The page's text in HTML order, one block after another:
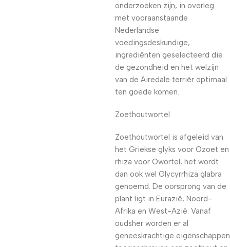
onderzoeken zijn, in overleg
met vooraanstaande
Nederlandse
voedingsdeskundige,
ingrediënten geselecteerd die
de gezondheid en het welzijn
van de Airedale terriër optimaal
ten goede komen.
Zoethoutwortel
Zoethoutwortel is afgeleid van
het Griekse glyks voor Ozoet en
rhiza voor Owortel, het wordt
dan ook wel Glycyrrhiza glabra
genoemd. De oorsprong van de
plant ligt in Eurazië, Noord-
Afrika en West-Azië. Vanaf
oudsher worden er al
geneeskrachtige eigenschappen